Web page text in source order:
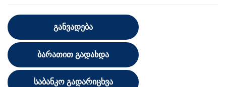
ᲒᲐᲜᲕᲐᲓᲔᲑᲐ
ᲑᲐᲠᲐᲗᲘᲗ ᲒᲐᲓᲐᲮᲓᲐ
ᲡᲐᲑᲐᲜᲙᲝ ᲒᲐᲓᲐᲠᲘᲪᲮᲕᲐ